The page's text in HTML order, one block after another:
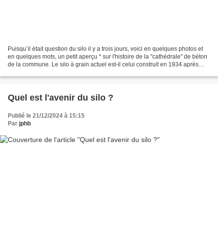
Puisqu’il était question du silo il y a trois jours, voici en quelques photos et
en quelques mots, un petit aperçu * sur l'histoire de la "cathédrale" de béton
de la commune. Le silo à grain actuel est-il celui construit en 1934 après
Quel est l'avenir du silo ?
Publié le 21/12/2024 à 15:15
Par jphb